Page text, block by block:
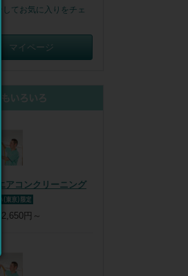
してお気に入りをチェ
マイページ
アコンクリーニング
12,650円～